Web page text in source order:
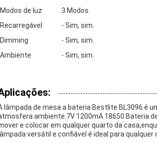
Modos de luz
3 Modos
Recarregável
- Sim, sim.
Dimming
- Sim, sim.
Ambiente
- Sim, sim.
lâmpada de mesa a bateria Bestlite BL3096 é
ambiente.7V 1200mA 18650 Bateria
e colocar em qualquer quarto da
versátil e confiável é ideal para qualquer